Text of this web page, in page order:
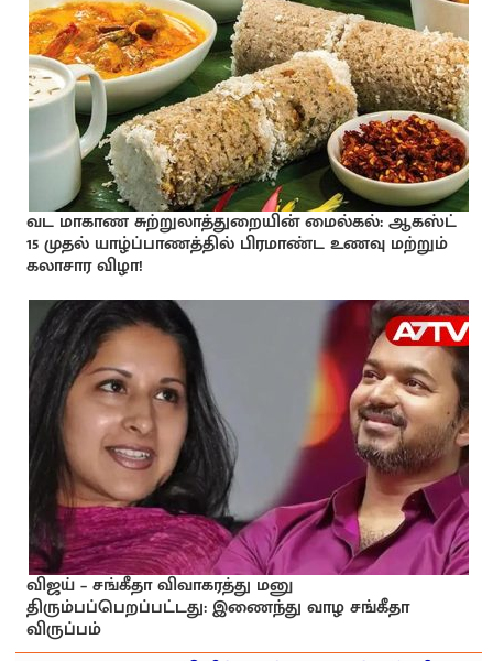
வட மாகாண சுற்றுலாத்துறையின் மைல்கல்: ஆகஸ்ட்
15 முதல் யாழ்ப்பாணத்தில் பிரமாண்ட உணவு மற்றும்
கலாசார விழா!
விஜய் – சங்கீதா விவாகரத்து மனு
திரும்பப்பெறப்பட்டது: இணைந்து வாழ சங்கீதா
விருப்பம்